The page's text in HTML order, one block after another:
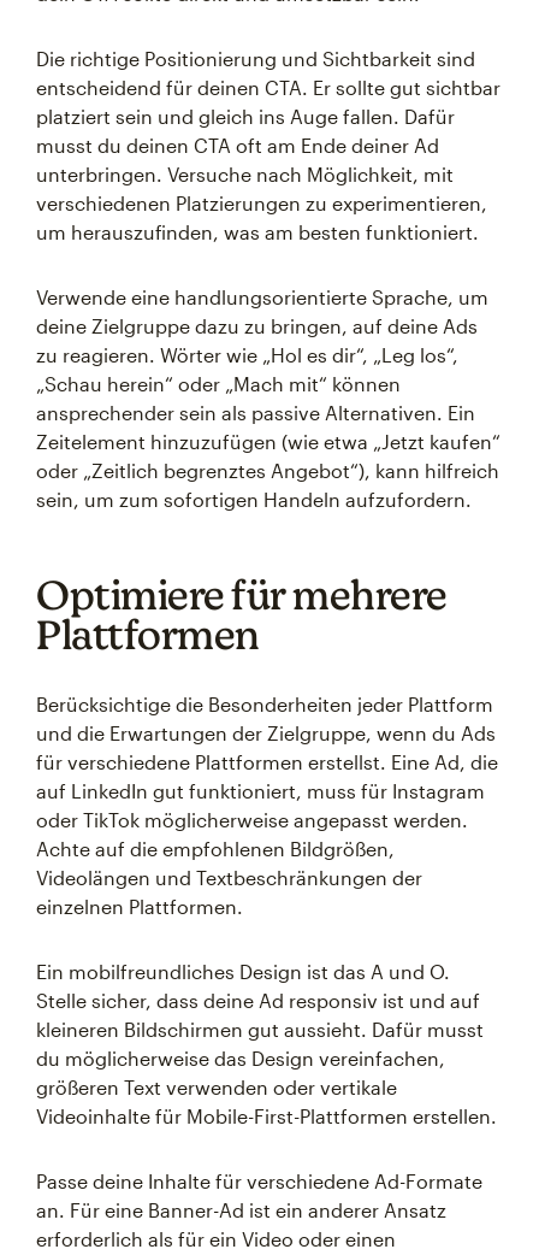
Die richtige Positionierung und Sichtbarkeit sind
entscheidend für deinen CTA. Er sollte gut sichtbar
platziert sein und gleich ins Auge fallen. Dafür
musst du deinen CTA oft am Ende deiner Ad
unterbringen. Versuche nach Möglichkeit, mit
verschiedenen Platzierungen zu experimentieren,
um herauszufinden, was am besten funktioniert.
Verwende eine handlungsorientierte Sprache, um
deine Zielgruppe dazu zu bringen, auf deine Ads
zu reagieren. Wörter wie „Hol es dir“, „Leg los“,
„Schau herein“ oder „Mach mit“ können
ansprechender sein als passive Alternativen. Ein
Zeitelement hinzuzufügen (wie etwa „Jetzt kaufen“
oder „Zeitlich begrenztes Angebot“), kann hilfreich
sein, um zum sofortigen Handeln aufzufordern.
Optimiere für mehrere
Plattformen
Berücksichtige die Besonderheiten jeder Plattform
und die Erwartungen der Zielgruppe, wenn du Ads
für verschiedene Plattformen erstellst. Eine Ad, die
auf LinkedIn gut funktioniert, muss für Instagram
oder TikTok möglicherweise angepasst werden.
Achte auf die empfohlenen Bildgrößen,
Videolängen und Textbeschränkungen der
einzelnen Plattformen.
Ein mobilfreundliches Design ist das A und O.
Stelle sicher, dass deine Ad responsiv ist und auf
kleineren Bildschirmen gut aussieht. Dafür musst
du möglicherweise das Design vereinfachen,
größeren Text verwenden oder vertikale
Videoinhalte für Mobile-First-Plattformen erstellen.
Passe deine Inhalte für verschiedene Ad-Formate
an. Für eine Banner-Ad ist ein anderer Ansatz
erforderlich als für ein Video oder einen